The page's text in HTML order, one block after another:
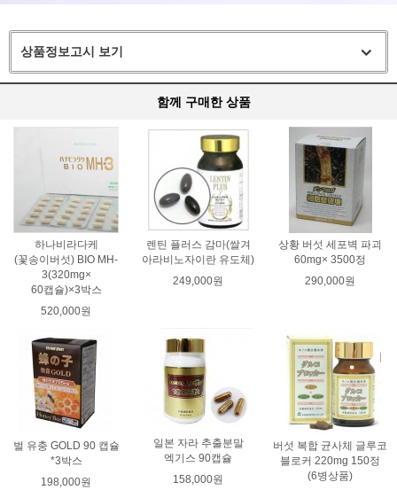
상품정보고시 보기
함께 구매한 상품
하나비라다케
(꽃송이버섯) BIO MH-
3(320mg×
60캡슐)×3박스
520,000원
렌틴 플러스 감마(쌀겨
아라비노자이란 유도체)
249,000원
상황 버섯 세포벽 파괴
60mg× 3500정
290,000원
벌 유충 GOLD 90 캡슐
*3박스
198,000원
일본 자라 추출분말
엑기스 90캡슐
158,000원
버섯 복합 균사체 글루코
블로커 220mg 150정
(6병상품)